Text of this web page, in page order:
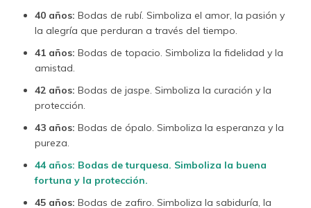
40 años: Bodas de rubí. Simboliza el amor, la pasión y
la alegría que perduran a través del tiempo.
41 años: Bodas de topacio. Simboliza la fidelidad y la
amistad.
42 años: Bodas de jaspe. Simboliza la curación y la
protección.
43 años: Bodas de ópalo. Simboliza la esperanza y la
pureza.
44 años: Bodas de turquesa. Simboliza la buena
fortuna y la protección.
45 años: Bodas de zafiro. Simboliza la sabiduría, la